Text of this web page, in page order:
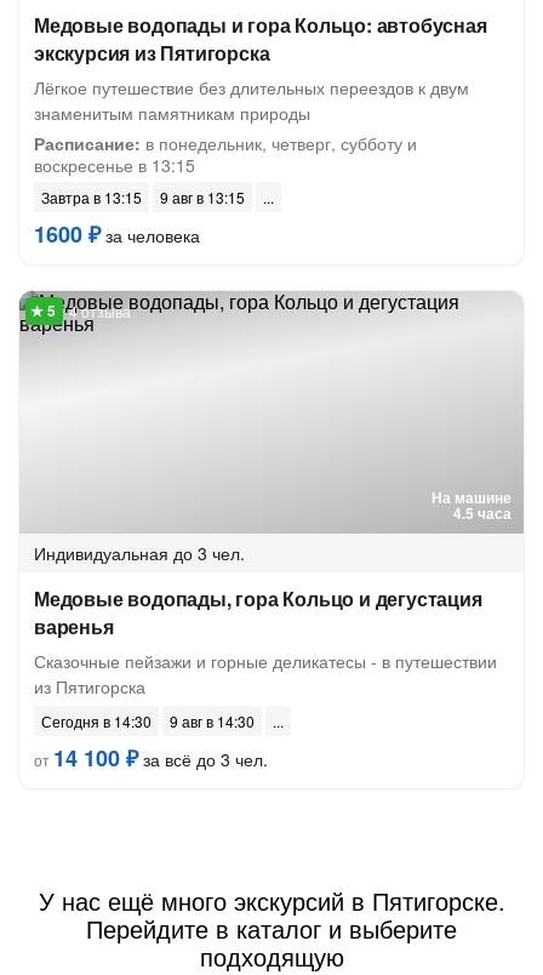
Медовые водопады и гора Кольцо: автобусная
экскурсия из Пятигорска
Лёгкое путешествие без длительных переездов к двум
знаменитым памятникам природы
Расписание: в понедельник, четверг, субботу и
воскресенье в 13:15
Завтра в 13:15 9 авг в 13:15
1600 ₽за человека
На машине
4.5 часа
4 отзыва
Индивидуальная до 3 чел.
Медовые водопады, гора Кольцо и дегустация
варенья
Сказочные пейзажи и горные деликатесы - в путешествии
из Пятигорска
Сегодня в 14:30
9 авг в 14:30
от 14 100 ₽за всё до 3 чел.
У нас ещё много экскурсий в Пятигорске.
Перейдите в каталог и выберите
подходящую